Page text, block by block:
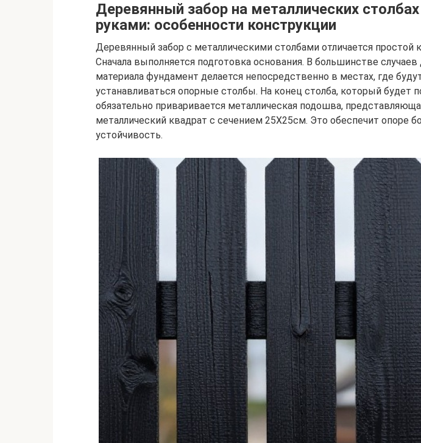
Деревянный забор на металлических
руками: особенности конструкции
Деревянный забор с металлическими столбами отличается простой
Сначала выполняется подготовка основания. В большинстве
материала фундамент делается непосредственно в местах, где
устанавливаться опорные столбы. На конец столба, который будет
обязательно приваривается металлическая подошва,
металлический квадрат с сечением 25Х25см. Это обеспечит опоре
устойчивость.